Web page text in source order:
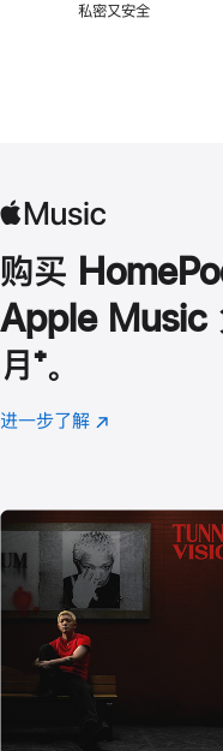
私密又安全
购买
Apple Music
月 脚
注
⁺。
进一步了解 Apple
(在
口
中
打
开)